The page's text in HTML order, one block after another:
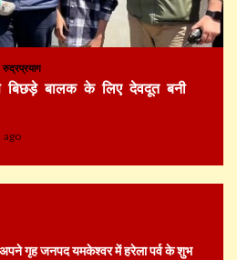
रुद्रप्रयाग
बिछड़े बालक के लिए देवदूत बनी
गृह जनपद यमकेश्वर में हरेला पर्व के शुभ